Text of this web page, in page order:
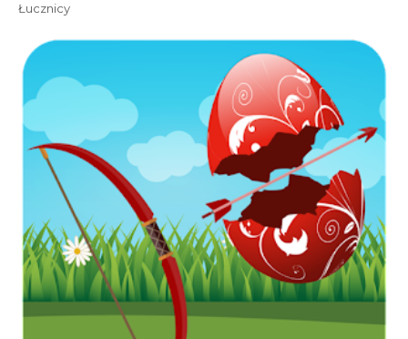
Łucznicy